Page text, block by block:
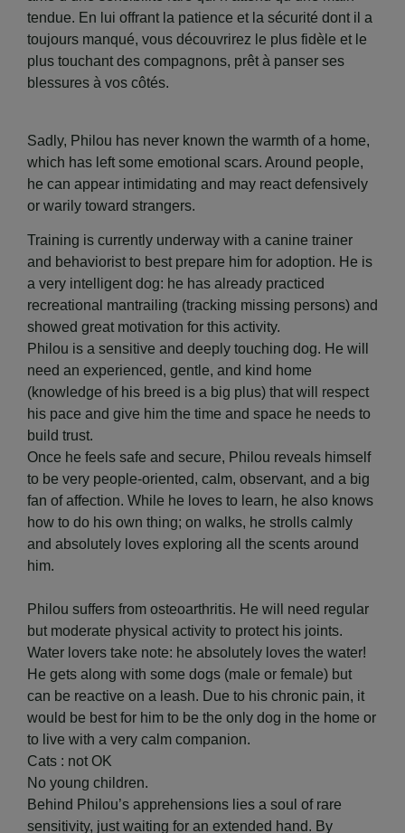
tendue. En lui offrant la patience et la sécurité dont il a
toujours manqué, vous découvrirez le plus fidèle et le
plus touchant des compagnons, prêt à panser ses
blessures à vos côtés.
Sadly, Philou has never known the warmth of a home,
which has left some emotional scars. Around people,
he can appear intimidating and may react defensively
or warily toward strangers.
​Training is currently underway with a canine trainer
and behaviorist to best prepare him for adoption. He is
a very intelligent dog: he has already practiced
recreational mantrailing (tracking missing persons) and
showed great motivation for this activity.
​Philou is a sensitive and deeply touching dog. He will
need an experienced, gentle, and kind home
(knowledge of his breed is a big plus) that will respect
his pace and give him the time and space he needs to
build trust.
​Once he feels safe and secure, Philou reveals himself
to be very people-oriented, calm, observant, and a big
fan of affection. While he loves to learn, he also knows
how to do his own thing; on walks, he strolls calmly
and absolutely loves exploring all the scents around
him.
​Philou suffers from osteoarthritis. He will need regular
but moderate physical activity to protect his joints.
Water lovers take note: he absolutely loves the water!
​He gets along with some dogs (male or female) but
can be reactive on a leash. Due to his chronic pain, it
would be best for him to be the only dog in the home or
to live with a very calm companion.
​Cats : not OK
​No young children.
​Behind Philou’s apprehensions lies a soul of rare
sensitivity, just waiting for an extended hand. By